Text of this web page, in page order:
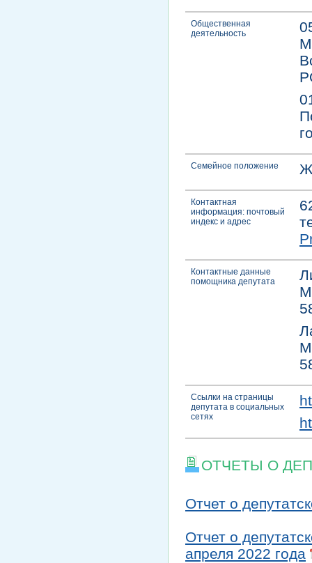
Общественная
деятельность
Семейное положение
Контактная
информация: почтовый
индекс и адрес
Контактные данные
помощника депутата
Ссылки на страницы
депутата в социальных
сетях
ОТЧЕТЫ О
Отчет о
Отчет о
апреля 2022 года